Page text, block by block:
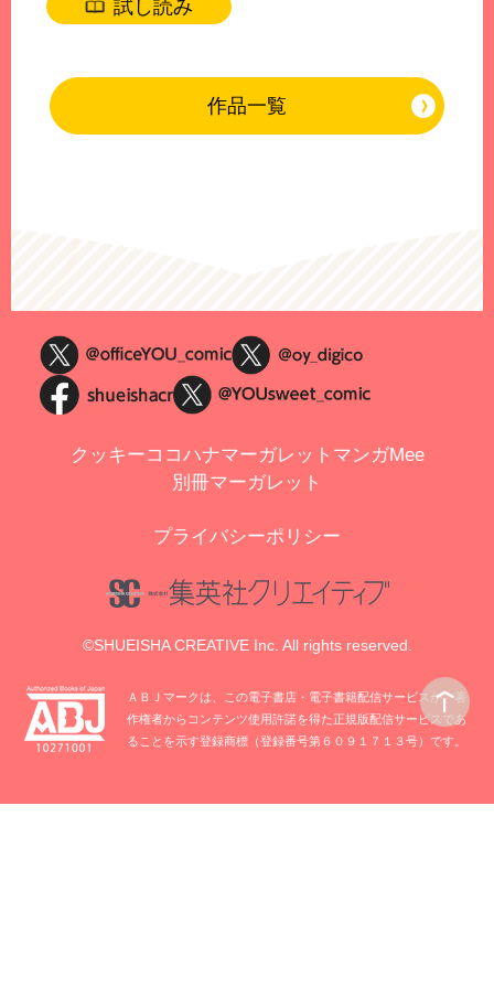
試し読み
作品一覧
クッキーココハナマーガレット マンガMee
別冊マーガレット
プライバシーポリシー
©SHUEISHA CREATIVE Inc. All rights reserved.
ＡＢＪマークは、この電子書店・電子書籍配信サービスが、著
作権者からコンテンツ使用許諾を得た正規版配信サービスであ
ることを示す登録商標（登録番号第６０９１７１３号）です。